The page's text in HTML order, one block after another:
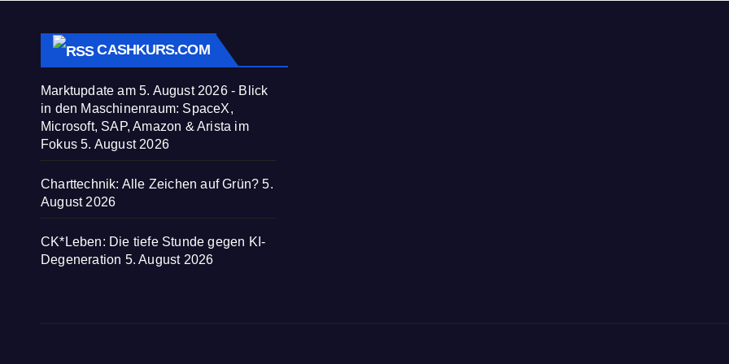
CASHKURS.COM
Marktupdate am 5. August 2026 - Blick
in den Maschinenraum: SpaceX,
Microsoft, SAP, Amazon & Arista im
Fokus 5. August 2026
Charttechnik: Alle Zeichen auf Grün? 5.
August 2026
CK*Leben: Die tiefe Stunde gegen KI-
Degeneration 5. August 2026